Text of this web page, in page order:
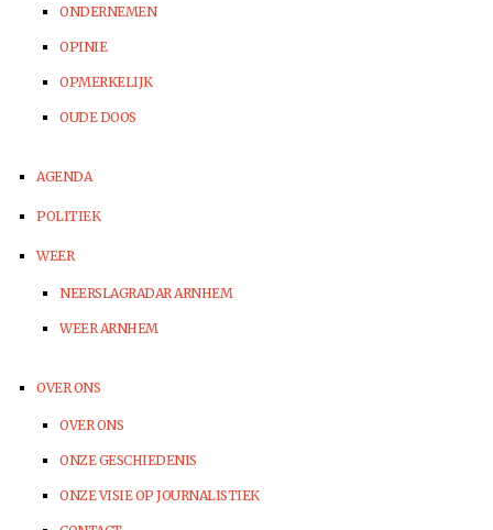
ONDERNEMEN
OPINIE
OPMERKELIJK
OUDE DOOS
AGENDA
POLITIEK
WEER
NEERSLAGRADAR ARNHEM
WEER ARNHEM
OVER ONS
OVER ONS
ONZE GESCHIEDENIS
ONZE VISIE OP JOURNALISTIEK